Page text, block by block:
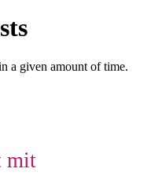
mit